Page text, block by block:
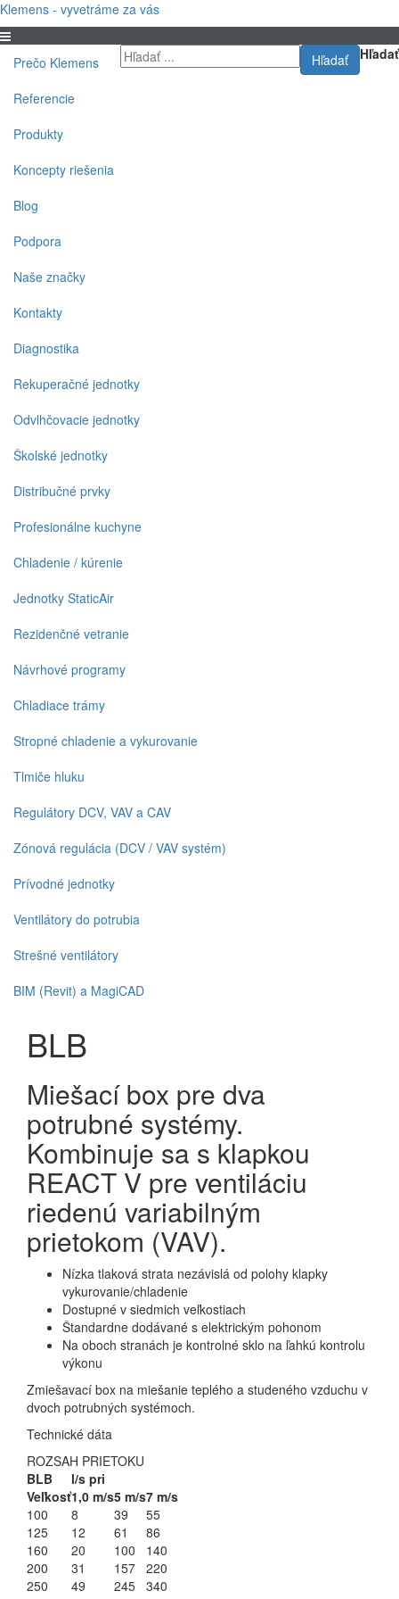
Klemens - vyvetráme za vás
Hľadať
Hľadať
Prečo Klemens
Referencie
Produkty
Koncepty riešenia
Blog
Podpora
Naše značky
Kontakty
Diagnostika
Rekuperačné jednotky
Odvlhčovacie jednotky
Školské jednotky
Distribučné prvky
Profesionálne kuchyne
Chladenie / kúrenie
Jednotky StaticAir
Rezidenčné vetranie
Návrhové programy
Chladiace trámy
Stropné chladenie a vykurovanie
Tlmiče hluku
Regulátory DCV, VAV a CAV
Zónová regulácia (DCV / VAV systém)
Prívodné jednotky
Ventilátory do potrubia
Strešné ventilátory
BIM (Revit) a MagiCAD
BLB
Miešací box pre dva
potrubné systémy.
Kombinuje sa s klapkou
REACT V pre ventiláciu
riedenú variabilným
prietokom (VAV).
Nízka tlaková strata nezávislá od polohy klapky
vykurovanie/chladenie
Dostupné v siedmich veľkostiach
Štandardne dodávané s elektrickým pohonom
Na oboch stranách je kontrolné sklo na ľahkú kontrolu
výkonu
Zmiešavací box na miešanie teplého a studeného vzduchu v
dvoch potrubných systémoch.
Technické dáta
ROZSAH PRIETOKU
BLB
l/s pri
Veľkosť1,0 m/s5 m/s7 m/s
100
8 39
55
125
12 61
86
160
20 100
140
200
31 157 220
250
49 245 340